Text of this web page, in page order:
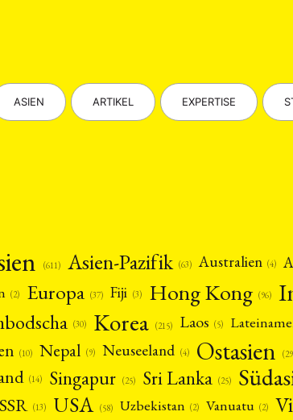
SPENDEN SIE JETZT!
ASIEN ARTIKEL EXPERTISE
(611) Asien-Pazifik (63) Australien (4)
(2) Europa (37) Fiji (3) Hong Kong (96)
(30) Korea (215) Laos (5)
(10) Nepal (9) Neuseeland (4) Ostasien
(14) Singapur (25) Sri Lanka (25)
(13) USA (58) Uzbekistan (2) Vanuatu (2)